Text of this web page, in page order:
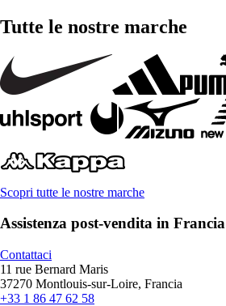
Tutte le nostre marche
Scopri tutte le nostre marche
Assistenza post-vendita in Francia
Contattaci
11 rue Bernard Maris
37270 Montlouis-sur-Loire, Francia
+33 1 86 47 62 58